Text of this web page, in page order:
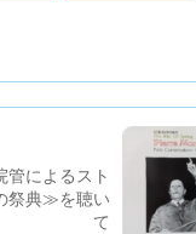
管によるスト
祭典≫を聴い
て